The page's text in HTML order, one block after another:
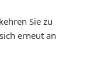
Sie zu
erneut an